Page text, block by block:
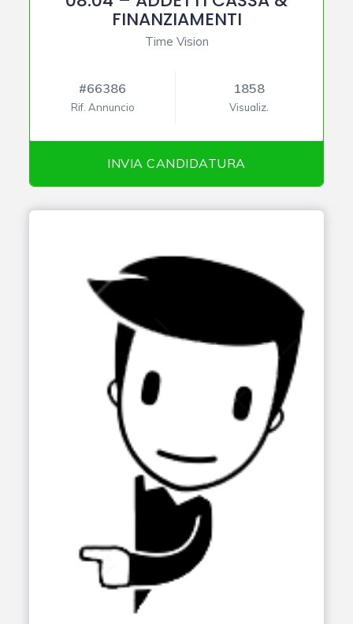
FINANZIAMENTI
Time Vision
#66386
Rif. Annuncio
1858
Visualiz.
INVIA CANDIDATURA